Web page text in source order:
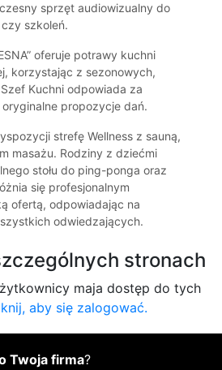
sprzęt audiowizualny do
szkoleń.
oferuje potrawy kuchni
korzystając z sezonowych,
Kuchni odpowiada za
propozycje dań.
strefę Wellness z sauną,
masażu. Rodziny z dziećmi
stołu do ping-ponga oraz
się profesjonalnym
ofertą, odpowiadając na
odwiedzających.
stronach
maja dostęp do tych
aby się zalogować.
Twoja firma?